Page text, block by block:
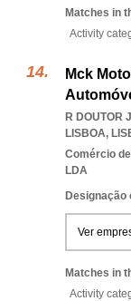
Matches in
Activity
Mck
R DOUTOR
LISBOA,
Comércio
LDA
Designação
Ver
Matches in
Activity